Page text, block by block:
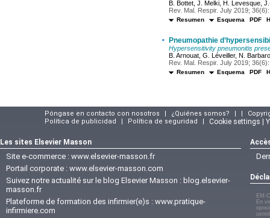
B. Bottet, J. Melki, H. Levesque,
Rev. Mal. Respir. July 2019;
Resumen Esquema PDF
· Pneumopathie
Hypersensitivity pneumonitis
B. Arnouat, G. Léveiller, N.
Rev. Mal. Respir. July 2019;
Resumen Esquema PDF
Póngase en contacto con nosotros | ¿Quiénes somos? | |
Política de publicidad
| Política de seguridad | Cookie settings |
Les sites Elsevier Masson
Site e-commerce : www.elsevier-masson.fr
Portail corporate : www.elsevier-masson.com
Suivez notre actualité sur le blog Elsevier Masson : blog.elsevier-
masson.fr
Plateforme de formation des infirmier(e)s : www.pratique-
infirmiere.com
EM-
En